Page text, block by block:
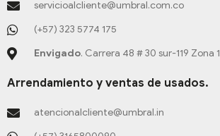
p n
a
m
k
-
f
servicioalcliente@umbral.com.co
(+57) 323 5774 175
Envigado. Carrera 48 # 30 sur-119 Zona 1
Arrendamiento y ventas de usados.
atencionalcliente@umbral.in